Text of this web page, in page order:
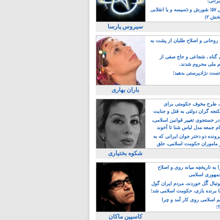
رویداد سال ۵۷؛ شورش و دَسیسه و یا انقلابی
۲)
سیروس پارسا
و اصلاح طلبان از پشت به
گناه ، شجاعی و حاج صفی از
ملی محروم شدند.
نژادپرستی بدهید!
باران بهاری
مخوف حکومتی برای
گران دولتی به قتل و جنایت
جستجوی تغییر قوانین اسلامی،
جمعه مدل لباس شنا تا آخوند
دو دختر جوان ایرانی که به
ماموران حکومت اسلامی، حلق
شکوه بختیاری
به تاریخچه میانه روی و اصلاح
اسلامی
گًل خوردند، مردم ایران گول
برنده بازی، حکومت اسلامی شد!
اسلامی روی کار آمد و چرا
کاسپین ماکان